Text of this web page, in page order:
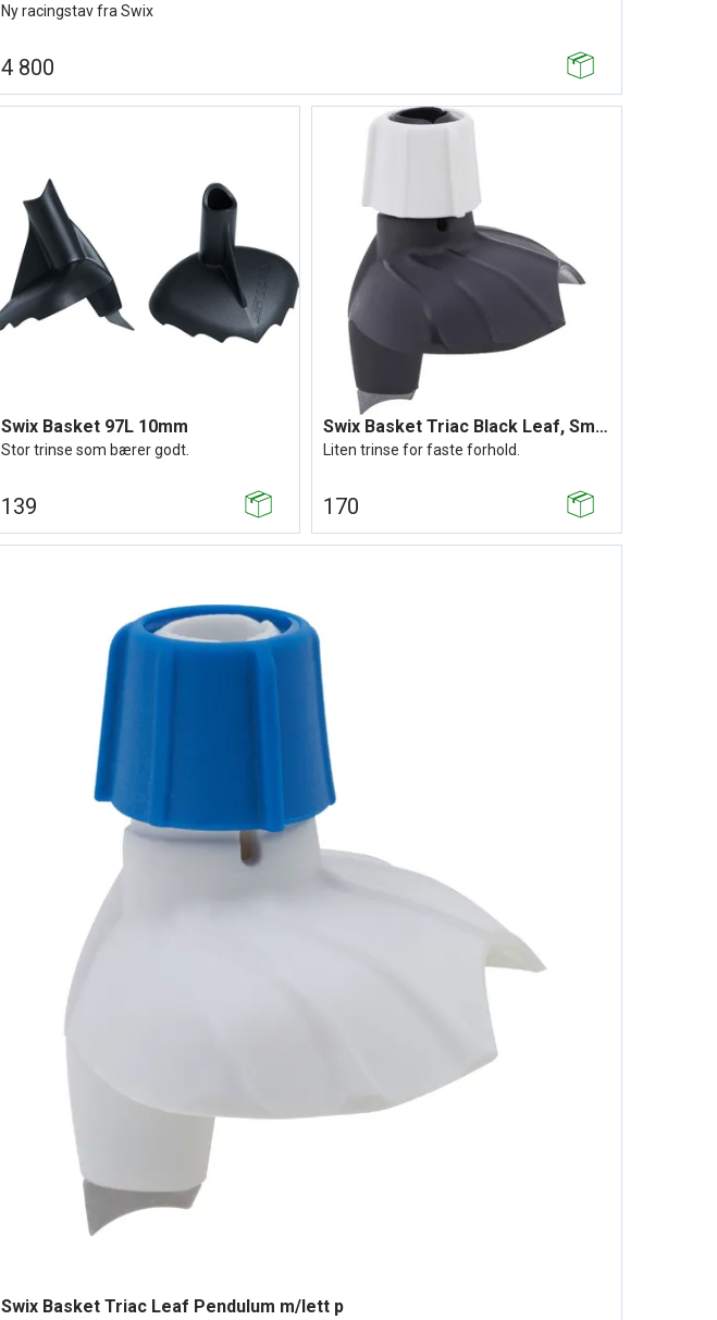
Ny racingstav fra Swix
4 800
Swix Basket 97L 10mm
Stor trinse som bærer godt.
139
Swix Basket Triac Black Leaf, Small
Liten trinse for faste forhold.
170
Swix Basket Triac Leaf Pendulum m/lett p